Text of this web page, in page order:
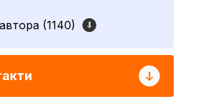
(1140)